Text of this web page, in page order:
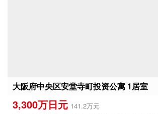
大阪府中央区安堂寺町投资公寓 1居室
3,300万日元 141.2万元